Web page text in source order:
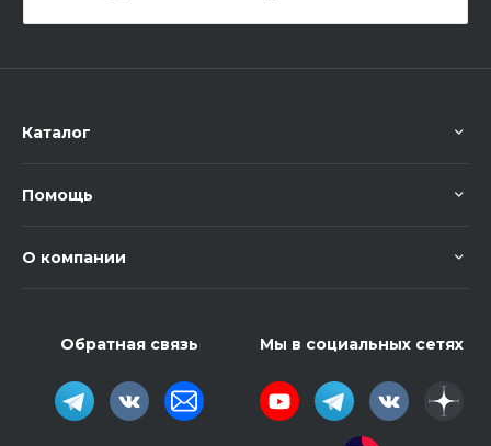
Каталог
Помощь
О компании
Обратная связь Мы в социальных сетях